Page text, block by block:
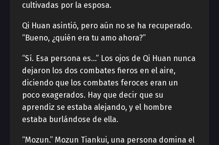
cultivadas por la esposa.
Qi Huan asintió, pero aún no se ha recuperado.
“Bueno, ¿quién era tu amo ahora?”
“Sí. Esa persona es…” Los ojos de Qi Huan nunca
dejaron los dos combates fieros en el aire,
diciendo que los combates feroces eran un
poco exagerados. Hay que decir que su
aprendiz se estaba alejando, y el hombre
estaba burlándose de ella.
“Mozun.” Mozun Tiankui, una persona domina el